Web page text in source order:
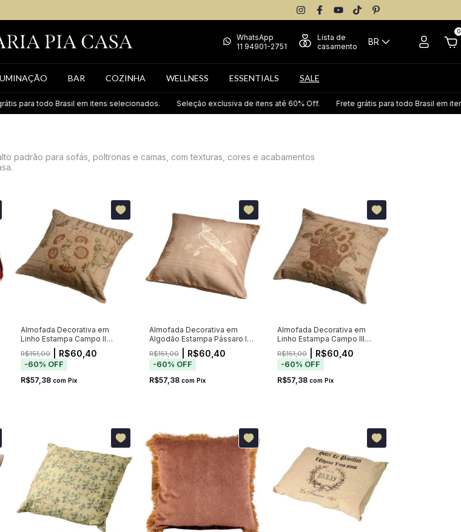
WhatsApp
11 94901-2751
Lista de
casamento
BR
0
BAR COZINHA WELLNESS ESSENTIALS SALE
Brasil em itens selecionados. Seleção exclusiva de itens até 60% Off. Frete grátis para todo Brasil em itens
padrão para sofás, poltronas e camas, com texturas, cores e acabamentos
Almofada Decorativa em
Linho Estampa Campo II
46x46cm
R$151,00| R$60,40
-60% OFF
R$57,38com Pix
Almofada Decorativa em
Algodão Estampa Pássaro I
46x46cm
R$151,00| R$60,40
-60% OFF
R$57,38 com Pix
Almofada Decorativa em
Linho Estampa Campo III
46x46cm
R$151,00| R$60,40
-60% OFF
R$57,38 com Pix